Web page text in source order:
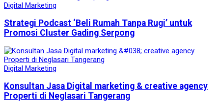
Digital Marketing
Strategi Podcast ‘Beli Rumah Tanpa Rugi’ untuk
Promosi Cluster Gading Serpong
Digital Marketing
Konsultan Jasa Digital marketing & creative agency
Properti di Neglasari Tangerang